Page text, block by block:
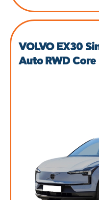
VOLVO EX30
Auto RWD Core